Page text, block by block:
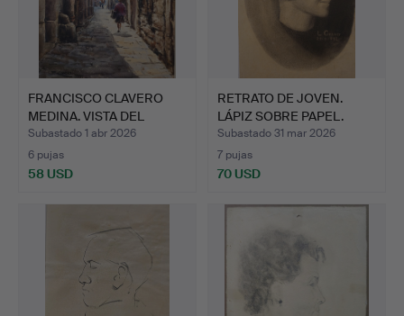
FRANCISCO CLAVERO
MEDINA. VISTA DEL
BARRIO…
Subastado 1 abr 2026
6 pujas
58 USD
RETRATO DE JOVEN.
LÁPIZ SOBRE PAPEL.
FIRMA…
Subastado 31 mar 2026
7 pujas
70 USD